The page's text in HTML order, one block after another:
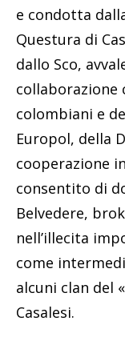
e condotta
Questura di
dallo Sco,
collaborazione
colombiani e
Europol, della
cooperazione
consentito di
Belvedere,
nell’illecita
come
alcuni clan del
Casalesi.